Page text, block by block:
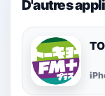
D'autres